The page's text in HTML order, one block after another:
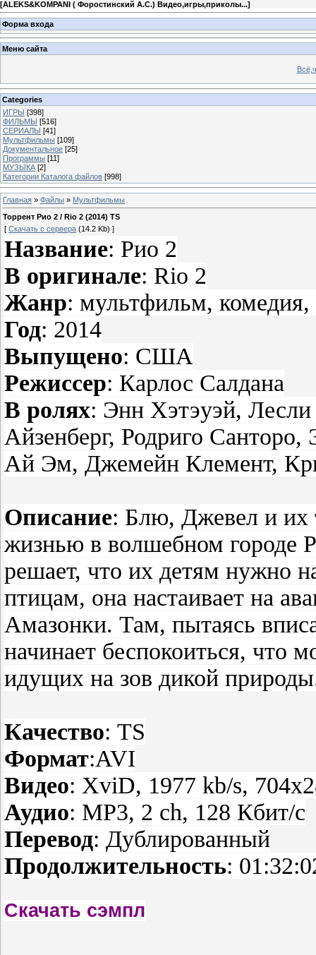
[ALEKS&KOMPANI ( Форостинский А.С.) Видео,игры,приколы...]
Форма входа
Меню сайта
Categories
ИГРЫ [398]
ФИЛЬМЫ [516]
СЕРИАЛЫ [41]
Мультфильмы [109]
Документальное [25]
Программы [11]
МУЗЫКА [2]
Категории Каталога файлов [998]
Главная » Файлы » Мультфильмы
Торрент Рио 2 / Rio 2 (2014) TS
[ Скачать с сервера (14.2 Kb) ]
Название: Рио 2
В оригинале: Rio 2
Жанр: мультфильм,
Год: 2014
Выпущено: США
Режиссер: Карлос Салдана
В ролях: Энн Хэтэуэй,
Айзенберг, Родриго
Ай Эм, Джемейн Клемент,
Описание: Блю, Джевел и их
жизнью в волшебном городе
решает, что их детям нужно
птицам, она настаивает на
Амазонки. Там, пытаясь
начинает беспокоиться, что
идущих на зов дикой
Качество: TS
Формат:AVI
Видео: XviD, 1977 kb/s,
Аудио: MP3, 2 ch, 128 Кбит/с
Перевод: Дублированный
Продолжительность:
Скачать сэмпл